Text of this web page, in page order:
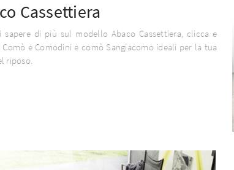
Cassettiera
sapere di più sul modello Abaco Cassettiera, clicca e
e Comodini e comò Sangiacomo ideali per la tua
riposo.